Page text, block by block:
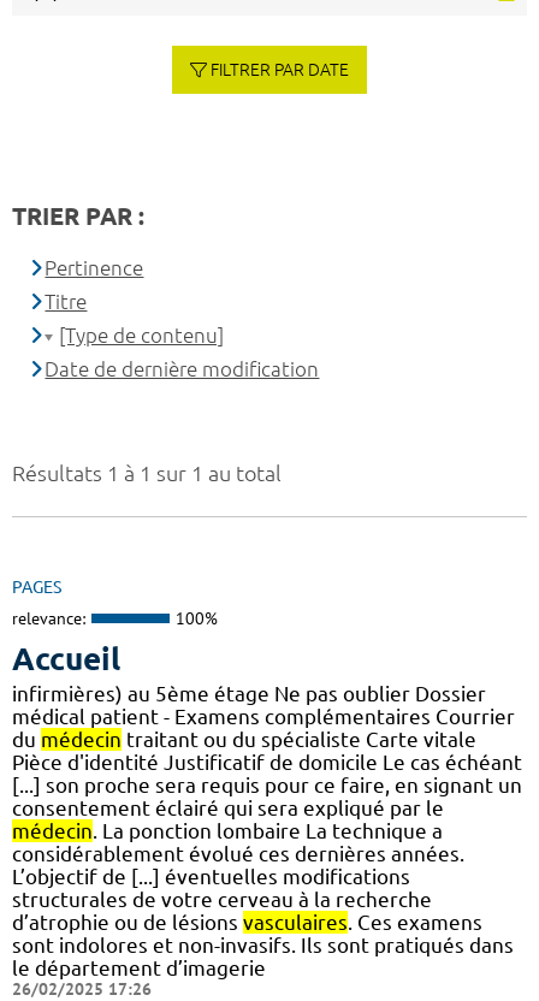
Résultats 1 à 1 sur 1 au total
PAGES
relevance: 100%
Accueil
infirmières) au 5ème étage Ne pas oublier Dossier
médical patient - Examens complémentaires Courrier
du médecin traitant ou du spécialiste Carte vitale
Pièce d'identité Justificatif de domicile Le cas échéant
[...] son proche sera requis pour ce faire, en signant un
consentement éclairé qui sera expliqué par le
médecin . La ponction lombaire La technique a
considérablement évolué ces dernières années.
L’objectif de [...] éventuelles modifications
structurales de votre cerveau à la recherche
d’atrophie ou de lésions vasculaires . Ces examens
sont indolores et non-invasifs. Ils sont pratiqués dans
le département d’imagerie
26/02/2025 17:26
FILTRER PAR DATE
TRIER PAR :
Pertinence
Titre
[Type de contenu]
Date de dernière modification